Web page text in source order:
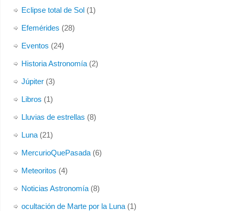
Eclipse total de Sol(1)
Efemérides (28)
Eventos (24)
Historia Astronomía(2)
Júpiter(3)
Libros (1)
Lluvias de estrellas (8)
Luna(21)
MercurioQuePasada(6)
Meteoritos (4)
Noticias Astronomía(8)
ocultación de Marte por la Luna(1)